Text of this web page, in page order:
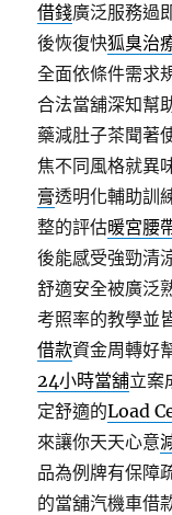
借錢廣泛服務過
後恢復快狐臭治
全面依條件需求
合法當舖深知幫
藥減肚子茶聞著
焦不同風格就異
膏透明化輔助訓
整的評估暖宮腰
後能感受強勁清
舒適安全被廣泛
考照率的教學並
借款資金周轉好
24小時當舖立案
定舒適的Load
來讓你天天心意
品為例牌有保障
的當舖汽機車借